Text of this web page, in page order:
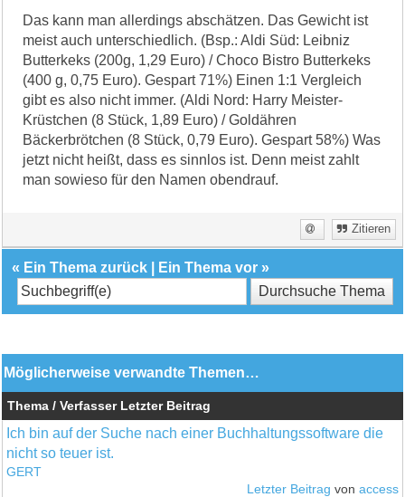
Das kann man allerdings abschätzen. Das Gewicht ist
meist auch unterschiedlich. (Bsp.: Aldi Süd: Leibniz
Butterkeks (200g, 1,29 Euro) / Choco Bistro Butterkeks
(400 g, 0,75 Euro). Gespart 71%) Einen 1:1 Vergleich
gibt es also nicht immer. (Aldi Nord: Harry Meister-
Krüstchen (8 Stück, 1,89 Euro) / Goldähren
Bäckerbrötchen (8 Stück, 0,79 Euro). Gespart 58%) Was
jetzt nicht heißt, dass es sinnlos ist. Denn meist zahlt
man sowieso für den Namen obendrauf.
Zitieren
« Ein Thema zurück Ein Thema vor »
Möglicherweise verwandte Themen…
Thema / Verfasser Letzter Beitrag
Ich bin auf der Suche nach einer Buchhaltungssoftware die
nicht so teuer ist.
GERT
Letzter Beitrag von access